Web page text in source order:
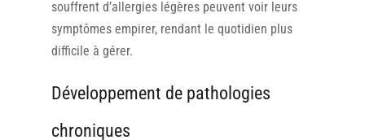
souffrent d’allergies légères peuvent voir leurs
symptômes empirer, rendant le quotidien plus
difficile à gérer.
Développement de pathologies
chroniques